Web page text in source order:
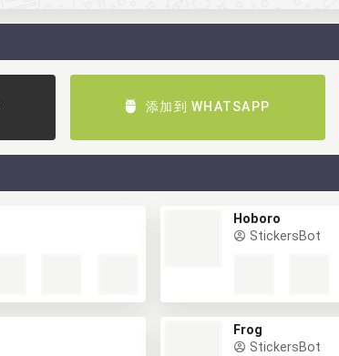
添加到 WHATSAPP
Hoboro
StickersBot
Frog
StickersBot